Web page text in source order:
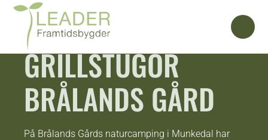
GRILLSTUGOR
BRÅLANDS GÅRD
På Brålands Gårds naturcamping i Munkedal har